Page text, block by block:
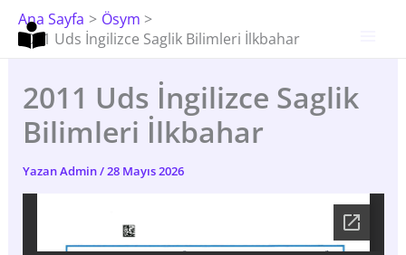
İçeriğe
Atla
Ana Sayfa
Ösym
2011 Uds İngilizce Saglik Bilimleri İlkbahar
2011 Uds İngilizce Saglik
Bilimleri İlkbahar
YazanAdmin/28 Mayıs 2026